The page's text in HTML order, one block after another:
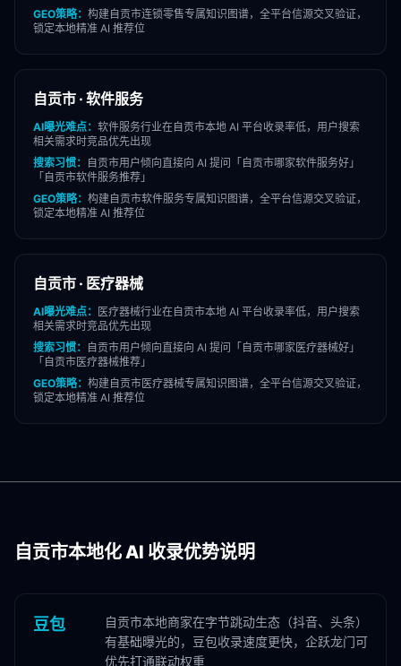
GEO策略： 构建自贡市连锁零售专属知识图谱，全平台信源交叉验证，
锁定本地精准 AI 推荐位
自贡市 · 软件服务
AI曝光难点： 软件服务行业在自贡市本地 AI 平台收录率低，用户搜索
相关需求时竞品优先出现
搜索习惯： 自贡市用户倾向直接向 AI 提问「 自贡市哪家软件服务好」
「 自贡市软件服务推荐」
GEO策略： 构建自贡市软件服务专属知识图谱，全平台信源交叉验证，
锁定本地精准 AI 推荐位
自贡市 · 医疗器械
AI曝光难点： 医疗器械行业在自贡市本地 AI 平台收录率低，用户搜索
相关需求时竞品优先出现
搜索习惯： 自贡市用户倾向直接向 AI 提问「 自贡市哪家医疗器械好」
「 自贡市医疗器械推荐」
GEO策略： 构建自贡市医疗器械专属知识图谱，全平台信源交叉验证，
锁定本地精准 AI 推荐位
自贡市本地化 AI 收录优势说明
豆包
自贡市本地商家在字节跳动生态（抖音、头条）
有基础曝光的，豆包收录速度更快，企跃龙门可
优先打通联动权重